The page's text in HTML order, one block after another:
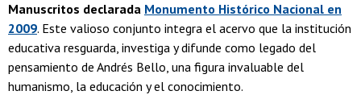
Manuscritos declarada Monumento Histórico Nacional en
2009. Este valioso conjunto integra el acervo que la institución
educativa resguarda, investiga y difunde como legado del
pensamiento de Andrés Bello, una figura invaluable del
humanismo, la educación y el conocimiento.